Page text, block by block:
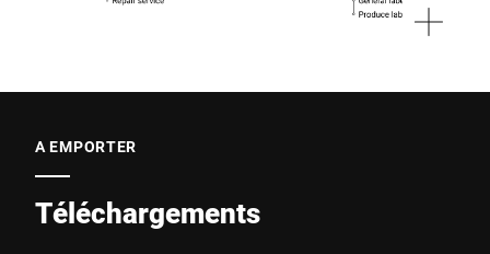
A EMPORTER
Téléchargements